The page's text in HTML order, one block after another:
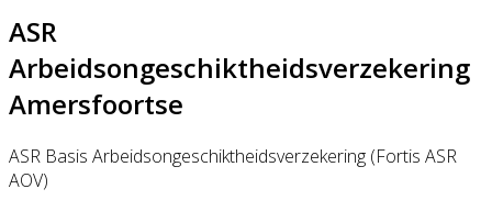
ASR
Arbeidsongeschiktheidsverzekering
Amersfoortse
ASR Basis Arbeidsongeschiktheidsverzekering (Fortis ASR
AOV)